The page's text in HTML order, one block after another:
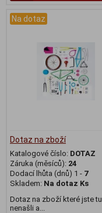
Na dotaz
Dotaz na zboží
Katalogové číslo: DOTAZ
Záruka (měsíců): 24
Dodací lhůta (dnů) 1 - 7
Skladem: Na dotaz Ks
Dotaz na zboží které jste tu
nenašli a...